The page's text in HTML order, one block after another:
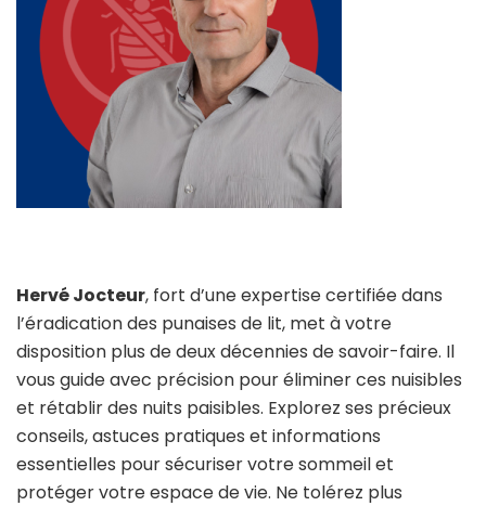
Hervé Jocteur, fort d’une expertise certifiée dans
l’éradication des punaises de lit, met à votre
disposition plus de deux décennies de savoir-faire. Il
vous guide avec précision pour éliminer ces nuisibles
et rétablir des nuits paisibles. Explorez ses précieux
conseils, astuces pratiques et informations
essentielles pour sécuriser votre sommeil et
protéger votre espace de vie. Ne tolérez plus